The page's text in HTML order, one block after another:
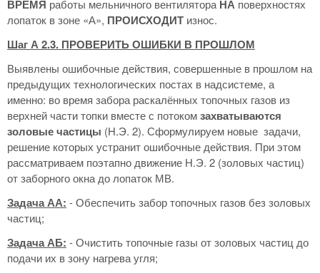
ВРЕМЯ работы мельничного вентилятора НА поверхностях
лопаток в зоне «А», ПРОИСХОДИТ износ.
Шаг А 2.3. ПРОВЕРИТЬ ОШИБКИ В ПРОШЛОМ
Выявлены ошибочные действия, совершенные в прошлом на
предыдущих технологических постах в надсистеме, а
именно: во время забора раскалённых топочных газов из
верхней части топки вместе с потокомзахватываются
золовые частицы (Н.Э. 2). Сформулируем новые задачи,
решение которых устранит ошибочные действия. При этом
рассматриваем поэтапно движение Н.Э. 2 (золовых частиц)
от заборного окна до лопаток МВ.
Задача АА: - Обеспечить забор топочных газов без золовых
частиц;
Задача АБ: - Очистить топочные газы от золовых частиц до
подачи их в зону нагрева угля;